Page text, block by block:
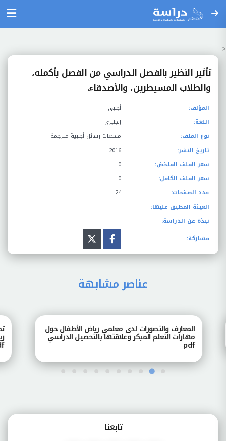
<
تأثير النظير بالفصل الدراسي من الفصل بأكمله،
والطلاب المسيطرين، والأصدقاء.
المؤلف:
أجنبي
اللغة:
إنجليزي
نوع الملف:
ملخصات رسائل أجنبية مترجمة
تاريخ النشر:
2016
سعر الملف الملخض:
0
سعر الملف الكامل:
0
عدد الصفحات:
24
العينة المطبق عليها:
نبذة عن الدراسة:
مشاركة:
عناصر مشابهة
المعارف والتصورات لدى معلمي رياض الأطفال حول
مهارات التعلم المبكر وعلاقتها بالتحصيل الدراسي
pdf
pdf
تابعنـا